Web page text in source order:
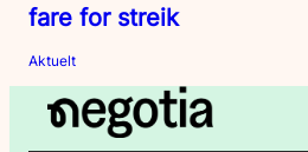
fare for streik
Aktuelt